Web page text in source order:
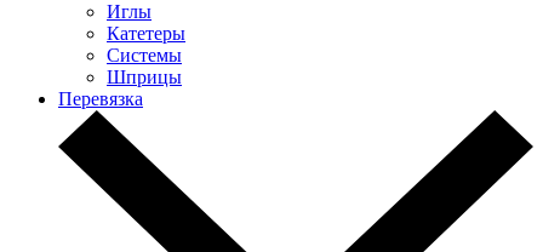
Иглы
Катетеры
Системы
Шприцы
Перевязка